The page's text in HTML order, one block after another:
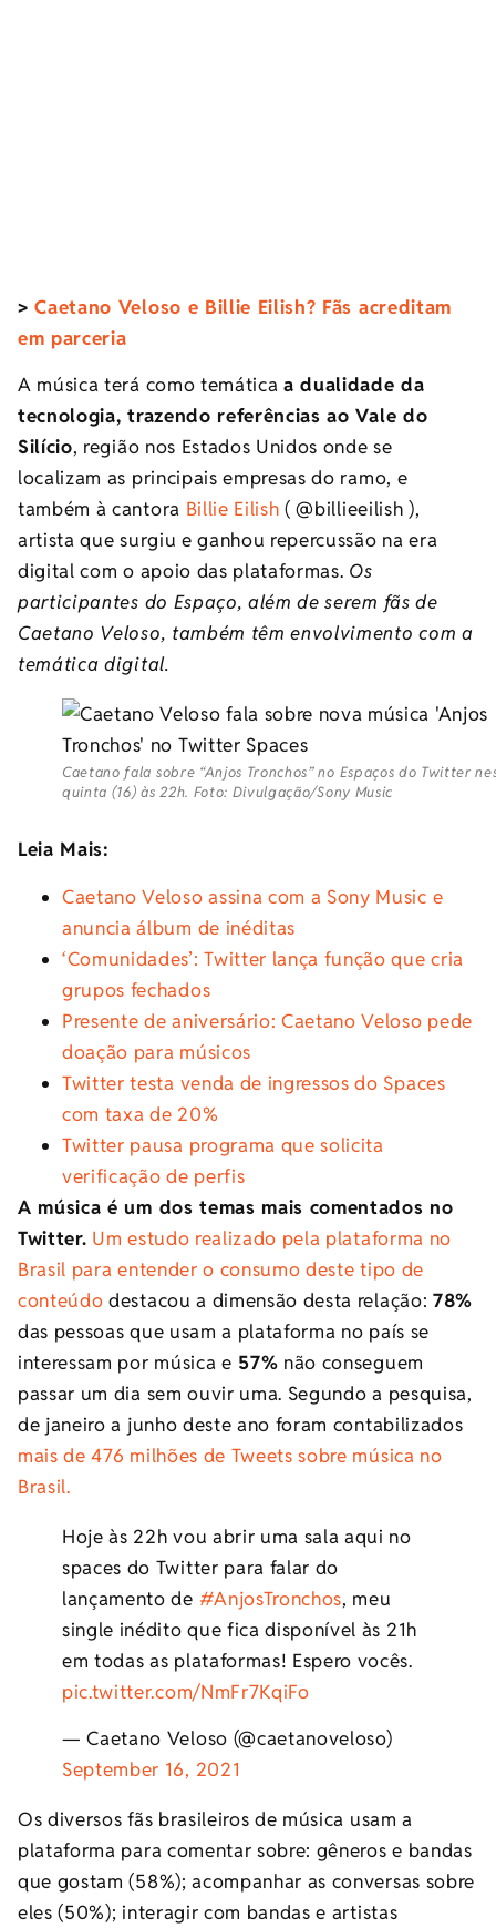
>Caetano Veloso e Billie Eilish? Fãs acreditam
em parceria
A música terá como temáticaa dualidade da
tecnologia, trazendo referências ao Vale do
Silício, região nos Estados Unidos onde se
localizam as principais empresas do ramo, e
também à cantora Billie Eilish ( @billieeilish ),
artista que surgiu e ganhou repercussão na era
digital com o apoio das plataformas. Os
participantes do Espaço, além de serem fãs de
Caetano Veloso, também têm envolvimento com a
temática digital.
Caetano fala sobre “Anjos Tronchos” no Espaços do Twitter
quinta (16) às 22h. Foto: Divulgação/Sony Music
Leia Mais:
Caetano Veloso assina com a Sony Music e
anuncia álbum de inéditas
‘Comunidades’: Twitter lança função que cria
grupos fechados
Presente de aniversário: Caetano Veloso pede
doação para músicos
Twitter testa venda de ingressos do Spaces
com taxa de 20%
Twitter pausa programa que solicita
verificação de perfis
A música é um dos temas mais comentados no
Twitter. Um estudo realizado pela plataforma no
Brasil para entender o consumo deste tipo de
conteúdo destacou a dimensão desta relação: 78%
das pessoas que usam a plataforma no país se
interessam por música e 57% não conseguem
passar um dia sem ouvir uma. Segundo a pesquisa,
de janeiro a junho deste ano foram contabilizados
mais de 476 milhões de Tweets sobre música no
Brasil.
Hoje às 22h vou abrir uma sala aqui no
spaces do Twitter para falar do
lançamento de #AnjosTronchos, meu
single inédito que fica disponível às 21h
em todas as plataformas! Espero vocês.
pic.twitter.com/NmFr7KqiFo
— Caetano Veloso (@caetanoveloso)
September 16, 2021
Os diversos fãs brasileiros de música usam a
plataforma para comentar sobre: gêneros e bandas
que gostam (58%); acompanhar as conversas sobre
eles (50%); interagir com bandas e artistas